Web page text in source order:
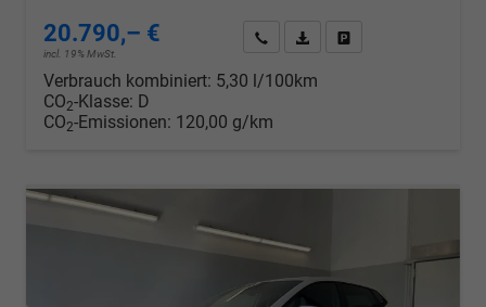
20.790,– €
incl. 19% MwSt.
Wir rufen Sie anPDF-Datei, Fahrzeugexposé
Verbrauch kombiniert: 5,30 l/100km
CO2-Klasse: D
CO2-Emissionen: 120,00 g/km